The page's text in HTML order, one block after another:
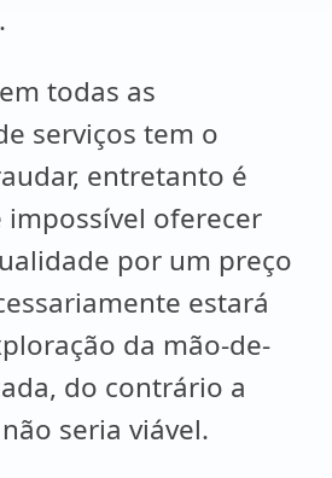
.
todas as
serviços tem o
entretanto é
oferecer
por um preço
estará
da mão-de-
do contrário a
seria viável.